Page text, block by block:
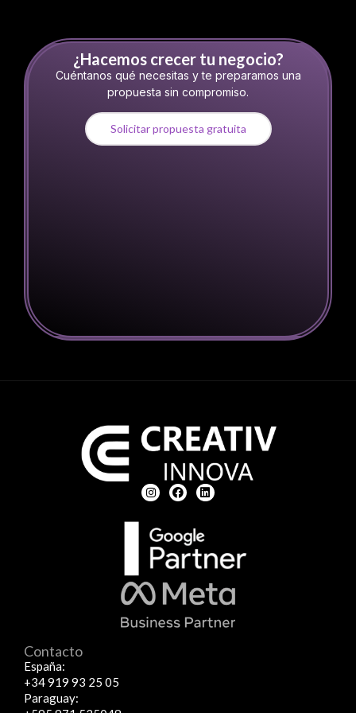
¿Hacemos crecer tu negocio?
Cuéntanos qué necesitas y te preparamos una
propuesta sin compromiso.
Solicitar propuesta gratuita
Contacto
España:
+34 919 93 25 05
Paraguay: